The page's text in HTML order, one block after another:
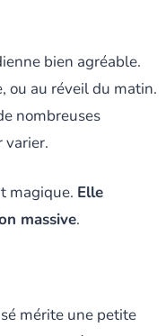
bien agréable.
ou au réveil du matin.
nombreuses
varier.
magique. Elle
massive.
mérite une petite